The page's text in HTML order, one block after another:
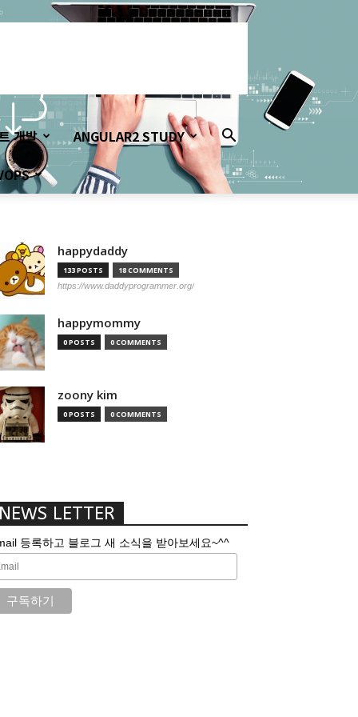
개발
ANGULAR2 STUDY
happydaddy
133 POSTS 18 COMMENTS
https://www.daddyprogrammer.org/
happymommy
0 POSTS 0 COMMENTS
zoony kim
0 POSTS 0 COMMENTS
LETTER
등록하고 블로그 새 소식을 받아보세요~^^